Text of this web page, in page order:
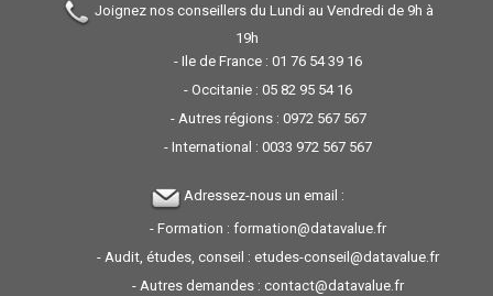
Joignez nos conseillers du Lundi au Vendredi de 9h à
19h
- Ile de France : 01 76 54 39 16
- Occitanie : 05 82 95 54 16
- Autres régions : 0972 567 567
- International : 0033 972 567 567
Adressez-nous un email :
- Formation : formation@datavalue.fr
- Audit, études, conseil : etudes-conseil@datavalue.fr
- Autres demandes : contact@datavalue.fr